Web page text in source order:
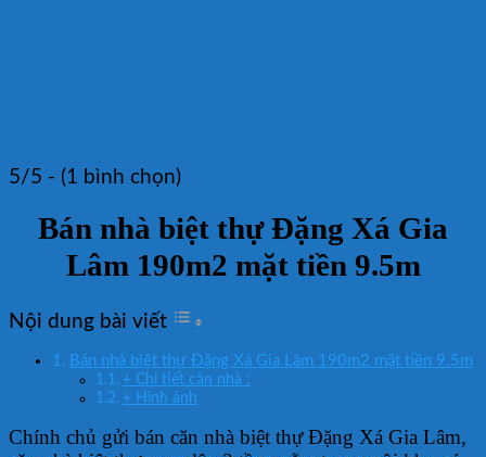
5/5 - (1 bình chọn)
Bán nhà biệt thự Đặng Xá Gia
Lâm 190m2 mặt tiền 9.5m
Nội dung bài viết
Bán nhà biệt thự Đặng Xá Gia Lâm 190m2 mặt tiền 9.5m
+ Chi tiết căn nhà :
+ Hình ảnh
Chính chủ gửi bán căn nhà biệt thự Đặng Xá Gia Lâm,